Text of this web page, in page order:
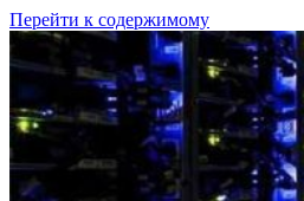
Перейти к содержимому